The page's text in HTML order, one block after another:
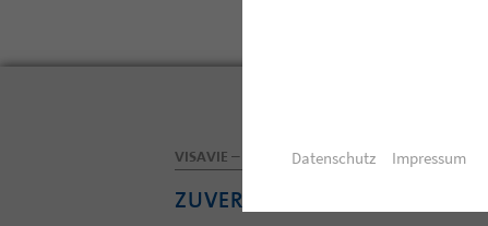
VISAVIE – DAS MAGAZIN DER ZIEGLERSCHEN
ZUVERSICHT
Datenschutz Impressum